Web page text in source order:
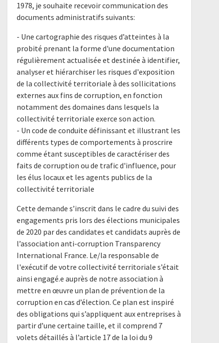
1978, je souhaite recevoir communication des
documents administratifs suivants:
- Une cartographie des risques d’atteintes à la
probité prenant la forme d'une documentation
régulièrement actualisée et destinée à identifier,
analyser et hiérarchiser les risques d'exposition
de la collectivité territoriale à des sollicitations
externes aux fins de corruption, en fonction
notamment des domaines dans lesquels la
collectivité territoriale exerce son action.
- Un code de conduite définissant et illustrant les
différents types de comportements à proscrire
comme étant susceptibles de caractériser des
faits de corruption ou de trafic d'influence, pour
les élus locaux et les agents publics de la
collectivité territoriale
Cette demande s’inscrit dans le cadre du suivi des
engagements pris lors des élections municipales
de 2020 par des candidates et candidats auprès de
l’association anti-corruption Transparency
International France. Le/la responsable de
l'exécutif de votre collectivité territoriale s’était
ainsi engagé.e auprès de notre association à
mettre en œuvre un plan de prévention de la
corruption en cas d’élection. Ce plan est inspiré
des obligations qui s’appliquent aux entreprises à
partir d’une certaine taille, et il comprend 7
volets détaillés à l’article 17 de la loi du 9